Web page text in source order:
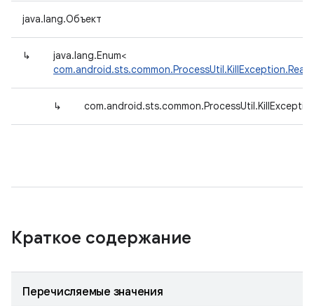
java.lang.Объект
↳
java.lang.Enum<
↳
Краткое содержание
Перечисляемые значения